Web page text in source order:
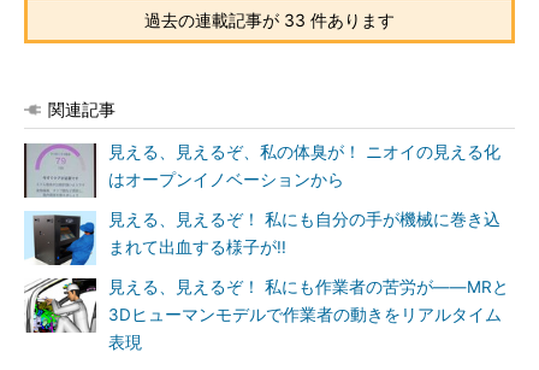
過去の連載記事が 33 件あります
関連記事
見える、見えるぞ、私の体臭が！ ニオイの見える化
はオープンイノベーションから
見える、見えるぞ！ 私にも自分の手が機械に巻き込
まれて出血する様子が!!
見える、見えるぞ！ 私にも作業者の苦労が――MRと
3Dヒューマンモデルで作業者の動きをリアルタイム
表現